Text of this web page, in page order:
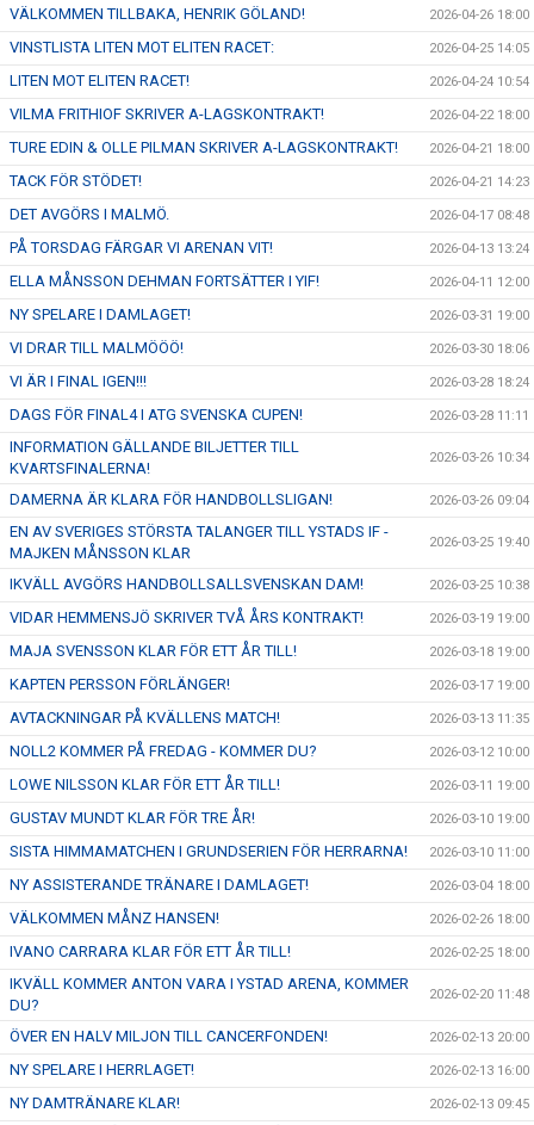
VÄLKOMMEN TILLBAKA, HENRIK GÖLAND! 2026-04-26 18:00
VINSTLISTA LITEN MOT ELITEN RACET: 2026-04-25 14:05
LITEN MOT ELITEN RACET! 2026-04-24 10:54
VILMA FRITHIOF SKRIVER A-LAGSKONTRAKT! 2026-04-22 18:00
TURE EDIN & OLLE PILMAN SKRIVER A-LAGSKONTRAKT! 2026-04-21 18:00
TACK FÖR STÖDET! 2026-04-21 14:23
DET AVGÖRS I MALMÖ. 2026-04-17 08:48
PÅ TORSDAG FÄRGAR VI ARENAN VIT! 2026-04-13 13:24
ELLA MÅNSSON DEHMAN FORTSÄTTER I YIF! 2026-04-11 12:00
NY SPELARE I DAMLAGET! 2026-03-31 19:00
VI DRAR TILL MALMÖÖÖ! 2026-03-30 18:06
VI ÄR I FINAL IGEN!!! 2026-03-28 18:24
DAGS FÖR FINAL4 I ATG SVENSKA CUPEN! 2026-03-28 11:11
INFORMATION GÄLLANDE BILJETTER TILL
KVARTSFINALERNA!
2026-03-26 10:34
DAMERNA ÄR KLARA FÖR HANDBOLLSLIGAN! 2026-03-26 09:04
EN AV SVERIGES STÖRSTA TALANGER TILL YSTADS IF -
MAJKEN MÅNSSON KLAR
2026-03-25 19:40
IKVÄLL AVGÖRS HANDBOLLSALLSVENSKAN DAM! 2026-03-25 10:38
VIDAR HEMMENSJÖ SKRIVER TVÅ ÅRS KONTRAKT! 2026-03-19 19:00
MAJA SVENSSON KLAR FÖR ETT ÅR TILL! 2026-03-18 19:00
KAPTEN PERSSON FÖRLÄNGER! 2026-03-17 19:00
AVTACKNINGAR PÅ KVÄLLENS MATCH! 2026-03-13 11:35
NOLL2 KOMMER PÅ FREDAG - KOMMER DU? 2026-03-12 10:00
LOWE NILSSON KLAR FÖR ETT ÅR TILL! 2026-03-11 19:00
GUSTAV MUNDT KLAR FÖR TRE ÅR! 2026-03-10 19:00
SISTA HIMMAMATCHEN I GRUNDSERIEN FÖR HERRARNA! 2026-03-10 11:00
NY ASSISTERANDE TRÄNARE I DAMLAGET! 2026-03-04 18:00
VÄLKOMMEN MÅNZ HANSEN! 2026-02-26 18:00
IVANO CARRARA KLAR FÖR ETT ÅR TILL! 2026-02-25 18:00
IKVÄLL KOMMER ANTON VARA I YSTAD ARENA, KOMMER
DU?
2026-02-20 11:48
ÖVER EN HALV MILJON TILL CANCERFONDEN! 2026-02-13 20:00
NY SPELARE I HERRLAGET! 2026-02-13 16:00
NY DAMTRÄNARE KLAR! 2026-02-13 09:45